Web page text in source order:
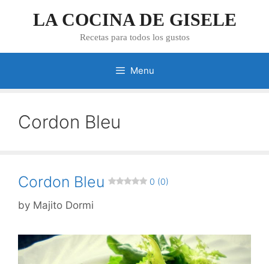
LA COCINA DE GISELE
Recetas para todos los gustos
Menu
Cordon Bleu
Cordon Bleu 0 (0)
by Majito Dormi